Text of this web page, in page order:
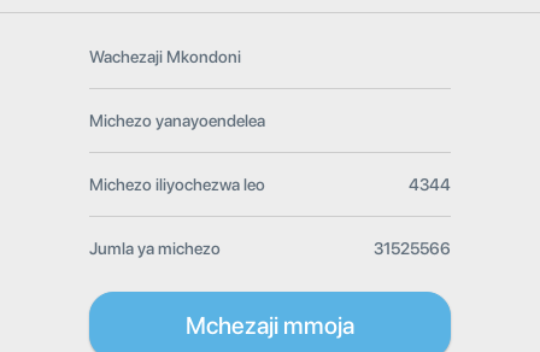
Wachezaji Mkondoni
Michezo yanayoendelea
Michezo iliyochezwa leo 4344
Jumla ya michezo 31525566
Mchezaji mmoja